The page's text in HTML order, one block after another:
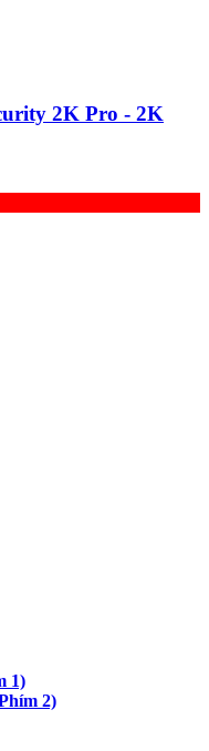
2K Pro - 2K
1)
2)